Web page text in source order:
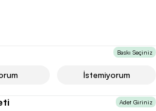
Baskı Seçiniz
İstemiyorum
Adet Giriniz